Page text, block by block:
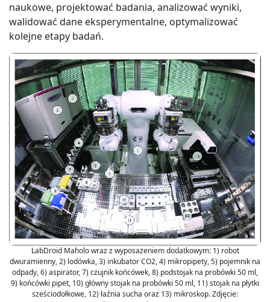
naukowe, projektować badania, analizować wyniki,
walidować dane eksperymentalne, optymalizować
kolejne etapy badań.
LabDroid Maholo wraz z wyposażeniem dodatkowym: 1) robot
dwuramienny, 2) lodówka, 3) inkubator CO2, 4) mikropipety, 5) pojemnik na
odpady, 6) aspirator, 7) czujnik końcówek, 8) podstojak na probówki 50 ml,
9) końcówki pipet, 10) główny stojak na probówki 50 ml, 11) stojak na płytki
sześciodołkowe, 12) łaźnia sucha oraz 13) mikroskop. Zdjęcie: